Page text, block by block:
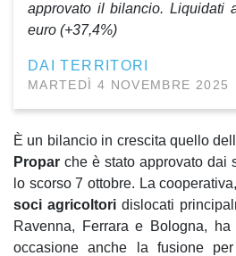
approvato il bilancio. Liquidati
euro (+37,4%)
DAI TERRITORI
MARTEDÌ 4 NOVEMBRE 2025
È un bilancio in crescita quello
Propar che è stato approvato dai
lo scorso 7 ottobre. La
soci agricoltori dislocati
Ravenna, Ferrara e Bologna,
occasione anche la fusione per